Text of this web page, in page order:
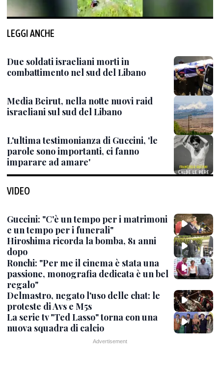
LEGGI ANCHE
Due soldati israeliani morti in
combattimento nel sud del Libano
Media Beirut, nella notte nuovi raid
israeliani sul sud del Libano
L'ultima testimonianza di Guccini, 'le
parole sono importanti, ci fanno
imparare ad amare'
VIDEO
Guccini: "C'è un tempo per i matrimoni
e un tempo per i funerali"
Hiroshima ricorda la bomba, 81 anni
dopo
Ronchi: "Per me il cinema è stata una
passione, monografia dedicata è un bel
regalo"
Delmastro, negato l'uso delle chat: le
proteste di Avs e M5s
La serie tv "Ted Lasso" torna con una
nuova squadra di calcio